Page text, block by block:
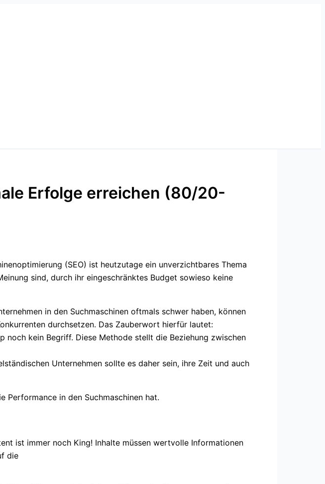
Erfolge erreichen (80/20-
(SEO) ist heutzutage ein unverzichtbares Thema
sind, durch ihr eingeschränktes Budget sowieso keine
in den Suchmaschinen oftmals schwer haben, können
durchsetzen. Das Zauberwort hierfür lautet:
kein Begriff. Diese Methode stellt die Beziehung zwischen
Unternehmen sollte es daher sein, ihre Zeit und auch
Performance in den Suchmaschinen hat.
ist immer noch King! Inhalte müssen wertvolle Informationen
die